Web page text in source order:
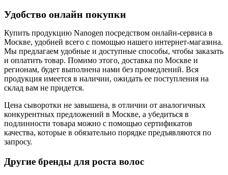
Удобство онлайн покупки
Купить продукцию Nanogen посредством онлайн-сервиса в
Москве, удобней всего с помощью нашего интернет-магазина.
Мы предлагаем удобные и доступные способы, чтобы заказать
и оплатить товар. Помимо этого, доставка по Москве и
регионам, будет выполнена нами без промедлений. Вся
продукция имеется в наличии, ожидать ее поступления на
склад вам не придется.
Цена сыворотки не завышена, в отличии от аналогичных
конкурентных предложений в Москве, а убедиться в
подлинности товара можно с помощью сертификатов
качества, которые в обязательно порядке предъявляются по
запросу.
Другие бренды для роста волос